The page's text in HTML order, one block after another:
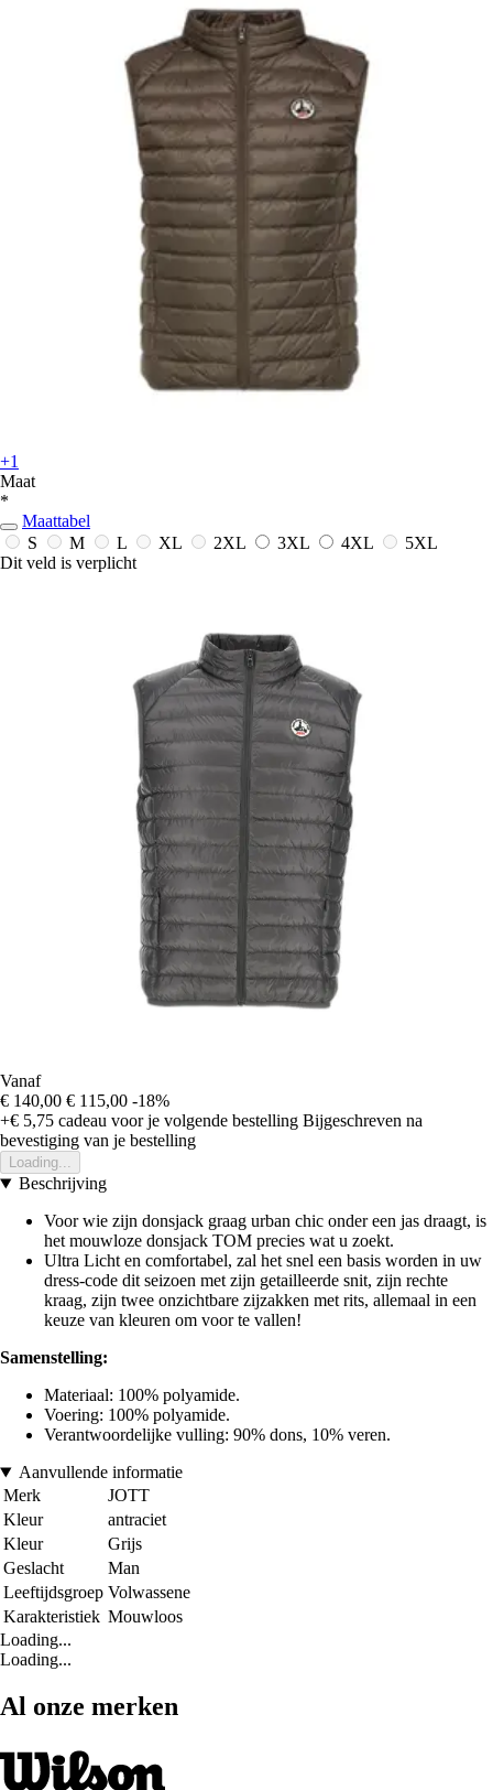
+1
Maat
*
Maattabel
S
M L XL 2XL 3XL 4XL
5XL
Dit veld is verplicht
Vanaf
€ 140,00 € 115,00 -18%
+€ 5,75 cadeau voor je volgende bestelling Bijgeschreven na
bevestiging van je bestelling
Loading...
Beschrijving
Voor wie zijn donsjack graag urban chic onder een jas draagt, is
het mouwloze donsjack TOM precies wat u zoekt.
Ultra Licht en comfortabel, zal het snel een basis worden in uw
dress-code dit seizoen met zijn getailleerde snit, zijn rechte
kraag, zijn twee onzichtbare zijzakken met rits, allemaal in een
keuze van kleuren om voor te vallen!
Samenstelling:
Materiaal: 100% polyamide.
Voering: 100% polyamide.
Verantwoordelijke vulling: 90% dons, 10% veren.
Aanvullende informatie
Merk
JOTT
Kleur
antraciet
Kleur
Grijs
Geslacht
Man
Leeftijdsgroep Volwassene
Karakteristiek Mouwloos
Loading...
Loading...
Al onze merken